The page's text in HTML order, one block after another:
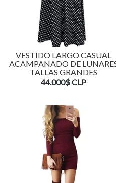
VESTIDO LARGO CASUAL
ACAMPANADO DE
TALLAS GRANDES
44.000$ CLP